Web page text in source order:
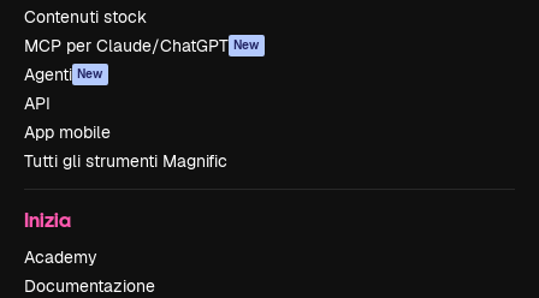
Contenuti stock
MCP per Claude/ChatGPT New
Agenti New
API
App mobile
Tutti gli strumenti Magnific
Inizia
Academy
Documentazione